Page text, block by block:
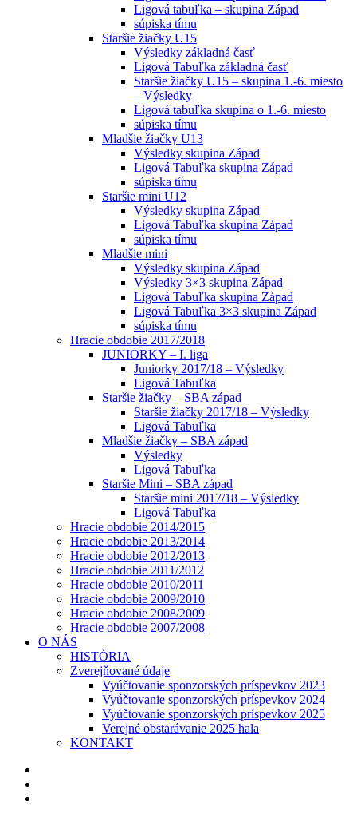
Ligová tabuľka – skupina Západ
súpiska tímu
Staršie žiačky U15
Výsledky základná časť
Ligová Tabuľka základná časť
Staršie žiačky U15 – skupina 1.-6. miesto
– Výsledky
Ligová tabuľka skupina o 1.-6. miesto
súpiska tímu
Mladšie žiačky U13
Výsledky skupina Západ
Ligová Tabuľka skupina Západ
súpiska tímu
Staršie mini U12
Výsledky skupina Západ
Ligová Tabuľka skupina Západ
súpiska tímu
Mladšie mini
Výsledky skupina Západ
Výsledky 3×3 skupina Západ
Ligová Tabuľka skupina Západ
Ligová Tabuľka 3×3 skupina Západ
súpiska tímu
Hracie obdobie 2017/2018
JUNIORKY – I. liga
Juniorky 2017/18 – Výsledky
Ligová Tabuľka
Staršie žiačky – SBA západ
Staršie žiačky 2017/18 – Výsledky
Ligová Tabuľka
Mladšie žiačky – SBA západ
Výsledky
Ligová Tabuľka
Staršie Mini – SBA západ
Staršie mini 2017/18 – Výsledky
Ligová Tabuľka
Hracie obdobie 2014/2015
Hracie obdobie 2013/2014
Hracie obdobie 2012/2013
Hracie obdobie 2011/2012
Hracie obdobie 2010/2011
Hracie obdobie 2009/2010
Hracie obdobie 2008/2009
Hracie obdobie 2007/2008
O NÁS
HISTÓRIA
Zverejňované údaje
Vyúčtovanie sponzorských príspevkov 2023
Vyúčtovanie sponzorských príspevkov 2024
Vyúčtovanie sponzorských príspevkov 2025
Verejné obstarávanie 2025 hala
KONTAKT